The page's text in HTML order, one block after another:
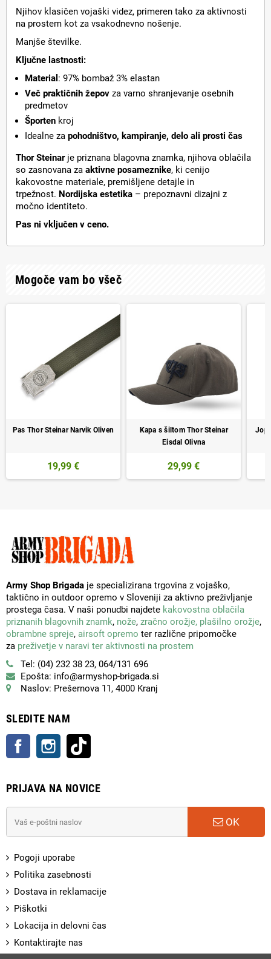
Njihov klasičen vojaški videz, primeren tako za aktivnosti
na prostem kot za vsakodnevno nošenje.
Manjše številke.
Ključne lastnosti:
Material : 97% bombaž 3% elastan
Več praktičnih žepov za varno shranjevanje osebnih
predmetov
Športen kroj
Idealne za pohodništvo, kampiranje, delo ali prosti čas
Thor Steinarje priznana blagovna znamka, njihova oblačila
so zasnovana za aktivne posameznike, ki cenijo
kakovostne materiale, premišljene detajle in
trpežnost. Nordijska estetika – prepoznavni dizajni z
močno identiteto.
Pas ni vključen v ceno.
Mogoče vam bo všeč
Pas Thor Steinar Narvik Oliven
19,99 €
Kapa s šiltom Thor Steinar
Eisdal Olivna
29,99 €
Army Shop Brigada je specializirana trgovina z vojaško,
taktično in outdoor opremo v Sloveniji za aktivno preživljanje
prostega časa. V naši ponudbi najdete kakovostna oblačila
priznanih blagovnih znamk, nože, zračno orožje, plašilno orožje,
obrambne spreje, airsoft opremo ter različne pripomočke
za preživetje v naravi ter aktivnosti na prostem
Tel: (04) 232 38 23, 064/131 696
Epošta: info@armyshop-brigada.si
Naslov: Prešernova 11, 4000 Kranj
SLEDITE NAM
FacebookInstagram
PRIJAVA NA NOVICE
OK
Pogoji uporabe
Politika zasebnosti
Dostava in reklamacije
Piškotki
Lokacija in delovni čas
Kontaktirajte nas